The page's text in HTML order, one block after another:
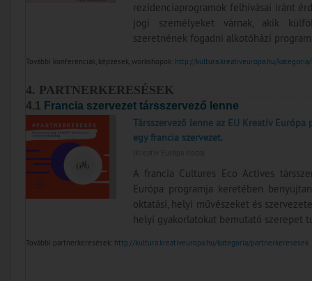
rezidenciaprogramok felhívásai iránt
jogi személyeket várnak, akik
szeretnének fogadni alkotóházi
További konferenciák, képzések, workshopok: http://kultura.kreativeuropa.hu/
4. PARTNERKERESÉSEK
4.1 Francia szervezet társszervező lenne
Társszervező lenne az EU Kreatív
egy francia szervezet.
A francia Cultures Eco Actives
Európa programja keretében
oktatási, helyi művészeket és
helyi gyakorlatokat bemutató szerepet
További partnerkeresések: http://kultura.kreativeuropa.hu/kategoria/partnerkeresesek